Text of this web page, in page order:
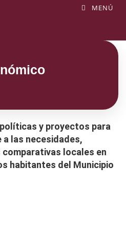
MENÚ
y proyectos para
las necesidades,
locales en
habitantes del Municipio